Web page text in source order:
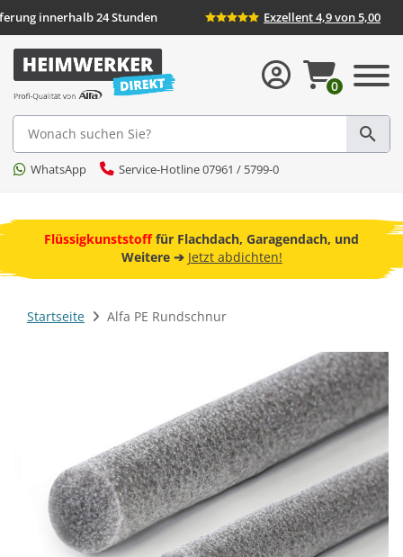
innerhalb 24 Stunden Exzellent 4,9 von 5,00
Suche
WhatsApp Service-Hotline 07961 / 5799-0
0
Flüssigkunststofffür Flachdach, Garagendach, und
Weitere ➔ Jetzt abdichten!
Startseite Alfa PE Rundschnur